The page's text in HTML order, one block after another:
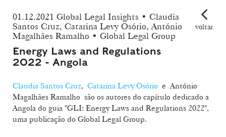
01.12.2021 Global Legal Insights • Claudia
Santos Cruz, Catarina Levy Osório, António
Magalhães Ramalho • Global Legal Group
Energy Laws and Regulations
2022 - Angola
voltar
Claudia Santos Cruz, Catarina Levy Osório e António
Magalhães Ramalho são os autores do capítulo dedicado a
Angola do guia "GLI: Energy Laws and Regulations 2022",
uma publicação do Global Legal Group.